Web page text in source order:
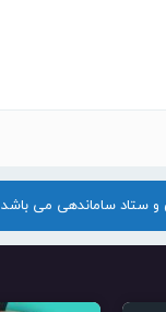
و ستاد ساماندهی می باشد